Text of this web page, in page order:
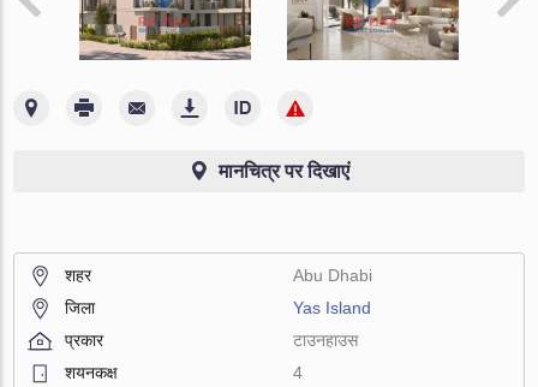
मानचित्र पर दिखाएं
शहर
Abu Dhabi
जिला
Yas Island
प्रकार
टाउनहाउस
शयनकक्ष
4